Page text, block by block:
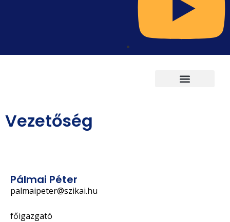
Vezetőség
Pálmai Péter
palmaipeter@szikai.hu
főigazgató